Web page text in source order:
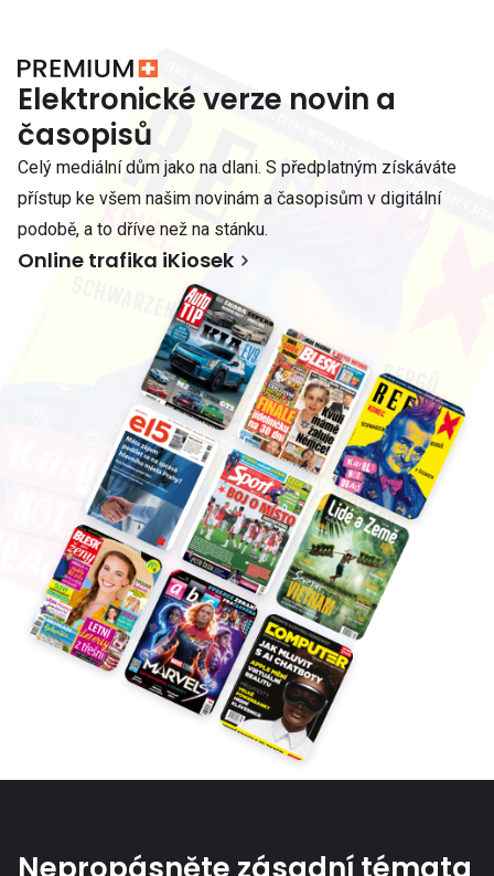
Elektronické verze novin a
časopisů
Celý mediální dům jako na dlani. S předplatným získáváte
přístup ke všem našim novinám a časopisům v digitální
podobě, a to dříve než na stánku.
Online trafika iKiosek